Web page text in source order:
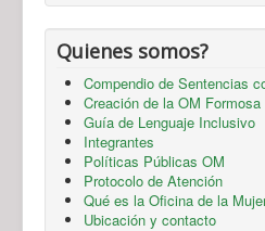
Quienes somos?
Compendio de Sentencias
Creación de la OM Formosa
Guía de Lenguaje Inclusivo
Integrantes
Políticas Públicas OM
Protocolo de Atención
Qué es la Oficina de la
Ubicación y contacto